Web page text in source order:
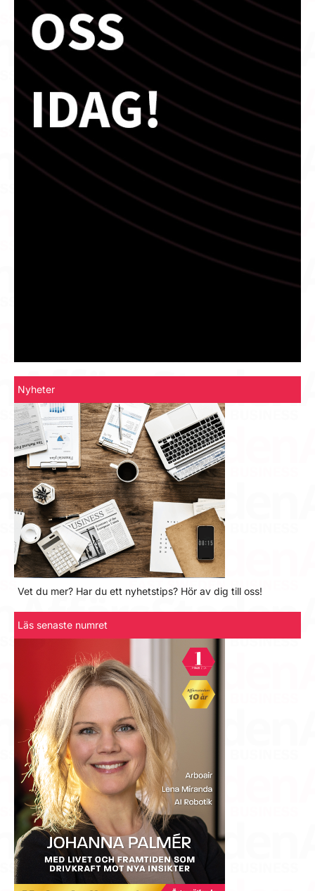
Nyheter
Vet du mer? Har du ett nyhetstips? Hör av dig till oss!
Läs senaste numret